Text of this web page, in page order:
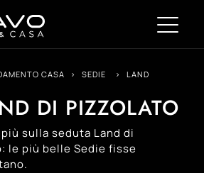
CASA > SEDIE > LAND
DI PIZZOLATO
sulla seduta Land di
le più belle Sedie fisse